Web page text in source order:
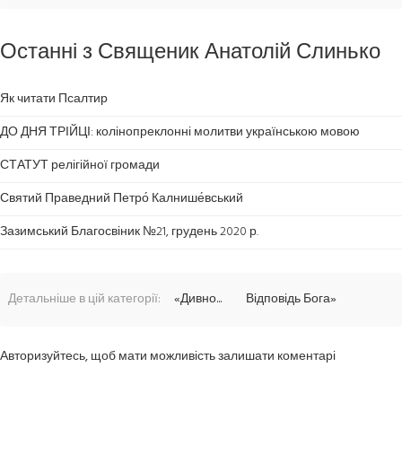
Останні з Священик Анатолій Слинько
Як читати Псалтир
ДО ДНЯ ТРІЙЦІ: колінопреклонні молитви українською мовою
СТАТУТ релігійної громади
Святий Праведний Петро́ Калнише́вський
Зазимський Благосвіник №21, грудень 2020 р.
Детальніше в цій категорії: «Дивно... Відповідь Бога»
Авторизуйтесь, щоб мати можливість залишати коментарі